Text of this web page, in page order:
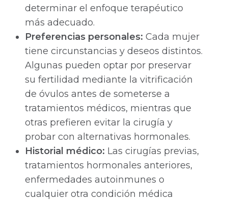
determinar el enfoque terapéutico
más adecuado.
Preferencias personales: Cada mujer
tiene circunstancias y deseos distintos.
Algunas pueden optar por preservar
su fertilidad mediante la vitrificación
de óvulos antes de someterse a
tratamientos médicos, mientras que
otras prefieren evitar la cirugía y
probar con alternativas hormonales.
Historial médico: Las cirugías previas,
tratamientos hormonales anteriores,
enfermedades autoinmunes o
cualquier otra condición médica